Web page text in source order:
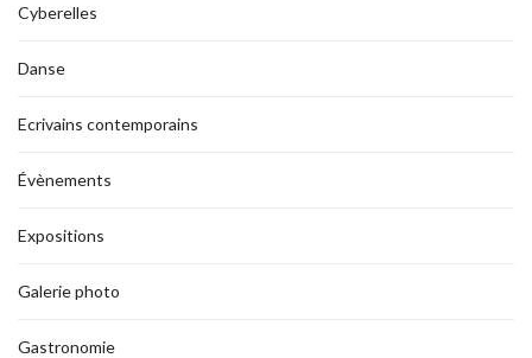
Cyberelles
Danse
Ecrivains contemporains
Évènements
Expositions
Galerie photo
Gastronomie